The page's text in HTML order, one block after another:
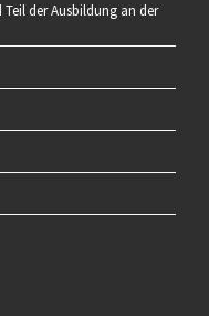
der Ausbildung an der